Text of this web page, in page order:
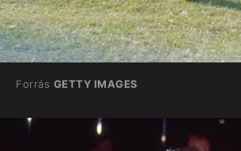
Forrás GETTY IMAGES